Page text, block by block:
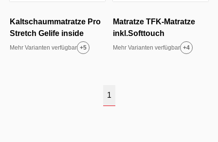
Kaltschaummatratze Pro
Stretch Gelife inside
Mehr Varianten verfügbar +5
Matratze TFK-Matratze
inkl.Softtouch
Mehr Varianten verfügbar +4
1